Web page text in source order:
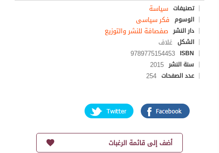
تصنيفات سياسة
الوسوم فكر سياسى
دار النشر صفصافة للنشر والتوزيع
الشكل غلاف
ISBN
9789775154453
سنة النشر 2015
عدد الصفحات 254
أضف إلى قائمة الرغبات